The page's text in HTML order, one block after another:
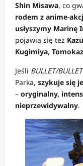
Shin Misawa, co
rodem z anime-
usłyszymy Marinę
pojawią się też
Kugimiya,
Jeśli BULLET/BULLET
Parka, szykuje się
– oryginalny,
nieprzewidywalny.